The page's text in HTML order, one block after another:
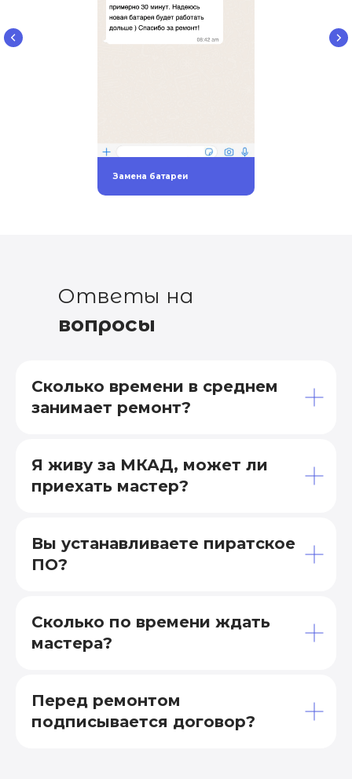
Замена батареи
Ответы на
вопросы
Сколько времени в среднем
занимает ремонт?
Я живу за МКАД, может ли
приехать мастер?
Вы устанавливаете пиратское
ПО?
Сколько по времени ждать
мастера?
Перед ремонтом
подписывается договор?